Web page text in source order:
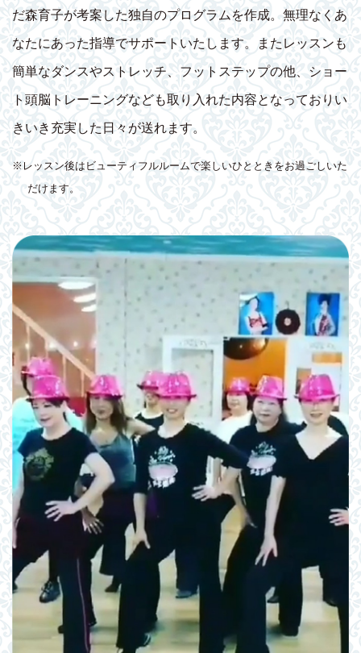
だ森育子が考案した独自のプログラムを作成。無理なくあ
なたにあった指導でサポートいたします。またレッスンも
簡単なダンスやストレッチ、フットステップの他、ショー
ト頭脳トレーニングなども取り入れた内容となっておりい
きいき充実した日々が送れます。
※レッスン後はビューティフルルームで楽しいひとときをお過ごしいた
だけます。